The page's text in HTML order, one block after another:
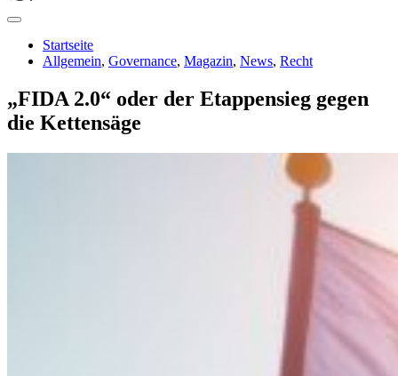
Startseite
Allgemein, Governance, Magazin, News, Recht
„FIDA 2.0“ oder der Etappensieg gegen
die Kettensäge